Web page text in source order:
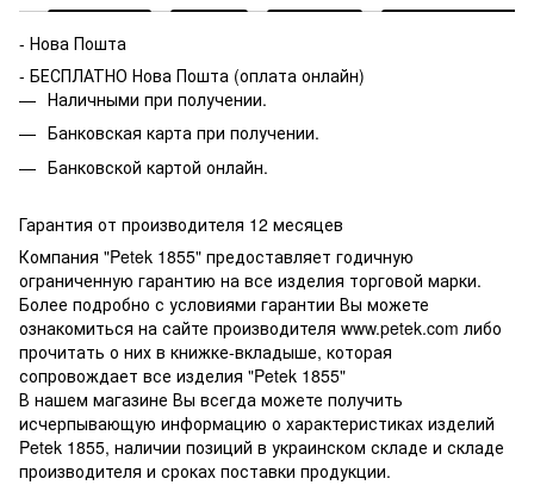
- Нова Пошта
- БЕСПЛАТНО Нова Пошта (оплата онлайн)
Наличными при получении.
Банковская карта при получении.
Банковской картой онлайн.
Гарантия от производителя 12 месяцев
Компания "Petek 1855" предоставляет годичную
ограниченную гарантию на все изделия торговой марки.
Более подробно с условиями гарантии Вы можете
ознакомиться на сайте производителя www.petek.com либо
прочитать о них в книжке-вкладыше, которая
сопровождает все изделия "Petek 1855"
В нашем магазине Вы всегда можете получить
исчерпывающую информацию о характеристиках изделий
Petek 1855, наличии позиций в украинском складе и складе
производителя и сроках поставки продукции.